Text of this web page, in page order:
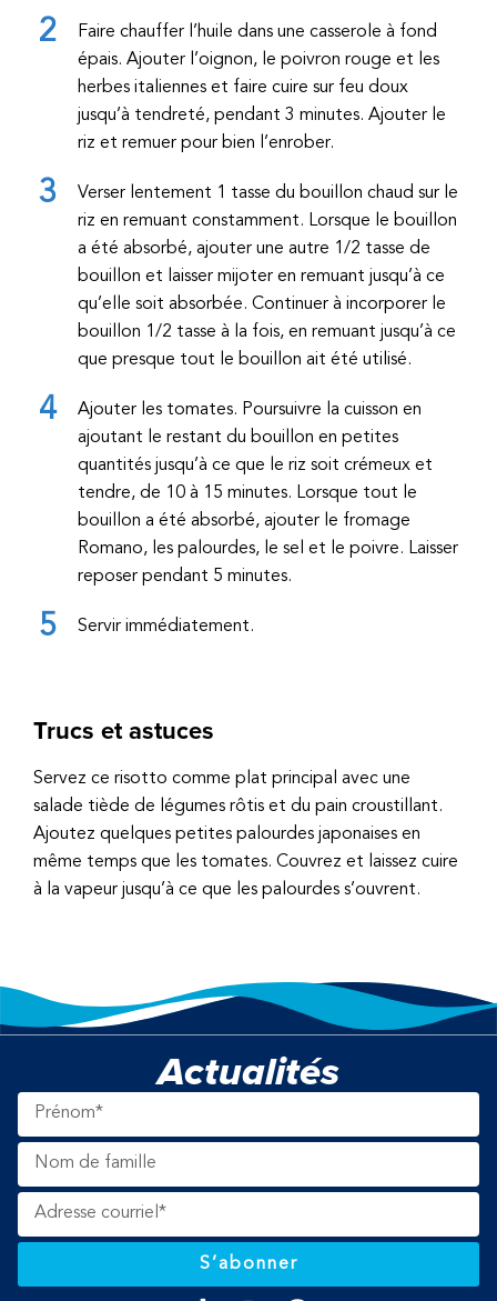
Faire chauffer l’huile dans une casserole à fond
épais. Ajouter l’oignon, le poivron rouge et les
herbes italiennes et faire cuire sur feu doux
jusqu’à tendreté, pendant 3 minutes. Ajouter le
riz et remuer pour bien l’enrober.
Verser lentement 1 tasse du bouillon chaud sur le
riz en remuant constamment. Lorsque le bouillon
a été absorbé, ajouter une autre 1/2 tasse de
bouillon et laisser mijoter en remuant jusqu’à ce
qu’elle soit absorbée. Continuer à incorporer le
bouillon 1/2 tasse à la fois, en remuant jusqu’à ce
que presque tout le bouillon ait été utilisé.
Ajouter les tomates. Poursuivre la cuisson en
ajoutant le restant du bouillon en petites
quantités jusqu’à ce que le riz soit crémeux et
tendre, de 10 à 15 minutes. Lorsque tout le
bouillon a été absorbé, ajouter le fromage
Romano, les palourdes, le sel et le poivre. Laisser
reposer pendant 5 minutes.
Servir immédiatement.
Trucs et astuces
Servez ce risotto comme plat principal avec une
salade tiède de légumes rôtis et du pain croustillant.
Ajoutez quelques petites palourdes japonaises en
même temps que les tomates. Couvrez et laissez cuire
à la vapeur jusqu’à ce que les palourdes s’ouvrent.
Actualités
S’abonner